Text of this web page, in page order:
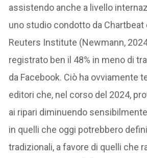
assistendo anche a livello
uno studio condotto da Chartbeat
Reuters Institute (Newmann,
registrato ben il 48% in meno di
da Facebook. Ciò ha ovviamente
editori che, nel corso del 2024,
ai ripari diminuendo
in quelli che oggi potrebbero
tradizionali, a favore di quelli che